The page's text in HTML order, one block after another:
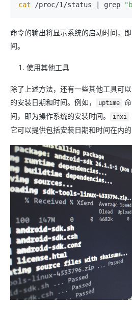
cat /proc/1/status | grep
命令的输出将显示系统的启动时间，
间。
使用其他工具
除了上述方法，还有一些其他工具可
的安装日期和时间。例如，
uptime
间，即为操作系统的安装时间。
inxi
它可以提供包括安装日期和时间在内的